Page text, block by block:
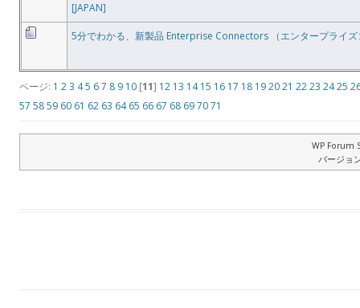
[JAPAN]
5分でわかる、新製品 Enterprise Connectors （エンタープライズ
ページ: 1 23 45 67 8 9 10 [11] 12 13 14 15 16 17 18 192021 2223 2425
57 5859 60 61 62 63 64 65 66 67 68 697071
WP Forum
バージョ